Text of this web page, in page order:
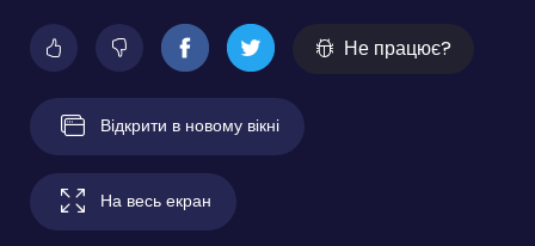
Не працює?
Відкрити в новому вікні
На весь екран